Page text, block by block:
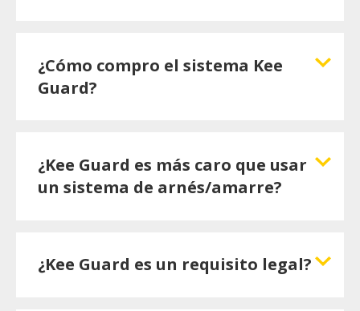
¿Cómo compro el sistema Kee
Guard?
¿Kee Guard es más caro que usar
un sistema de arnés/amarre?
¿Kee Guard es un requisito legal?